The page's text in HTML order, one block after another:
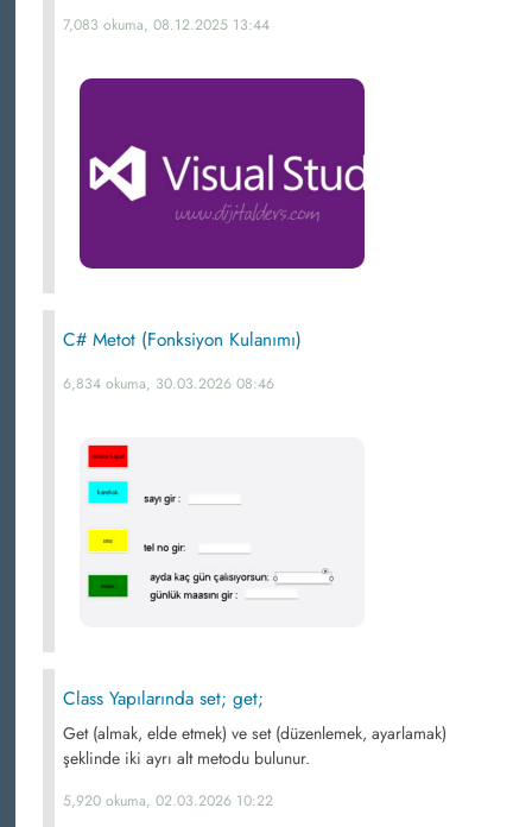
7,083 okuma, 08.12.2025 13:44
C# Metot (Fonksiyon Kulanımı)
6,834 okuma, 30.03.2026 08:46
Class Yapılarında set; get;
Get (almak, elde etmek) ve set (düzenlemek, ayarlamak)
şeklinde iki ayrı alt metodu bulunur.
5,920 okuma, 02.03.2026 10:22